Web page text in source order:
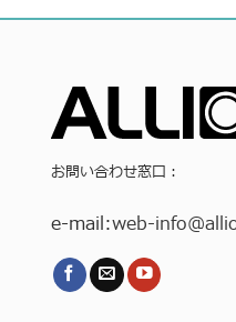
お問い合わせ窓口：
e-mail:web-info